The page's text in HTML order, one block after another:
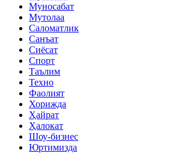
Муносабат
Мутолаа
Саломатлик
Санъат
Сиёсат
Спорт
Таълим
Техно
Фаолият
Хорижда
Ҳайрат
Ҳалокат
Шоу-бизнес
Юртимизда